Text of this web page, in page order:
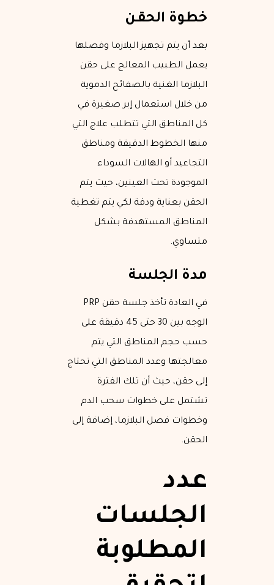
خطوة الحقـن
بعد أن يتم تجهيز البلازما وفصلها
يعمل الطبيب المعالج على حقن
البلازما الغنية بالصفائح الدموية
من خلال استعمال إبر صغيرة في
كل المناطق التي تتطلب علاج التي
منها الخطوط الدقيقة ومناطق
التجاعيد أو الهالات السوداء
الموجودة تحت العينين، حيث يتم
الحقن بعناية ودقة لكي يتم تغطية
المناطق المستهدفة بشكل
متساوي.
مدة الجلسة
في العادة تأخذ جلسة حقن PRP
الوجه بين 30 حتى 45 دقيقة على
حسب حجم المناطق التي يتم
معالجتها وعدد المناطق التي تحتاج
إلى حقن، حيث أن تلك الفترة
تشتمل على خطوات سحب الدم
وخطوات فصل البلازما، إضافة إلى
الحقن.
عدد
الجلسات
المطلوبة